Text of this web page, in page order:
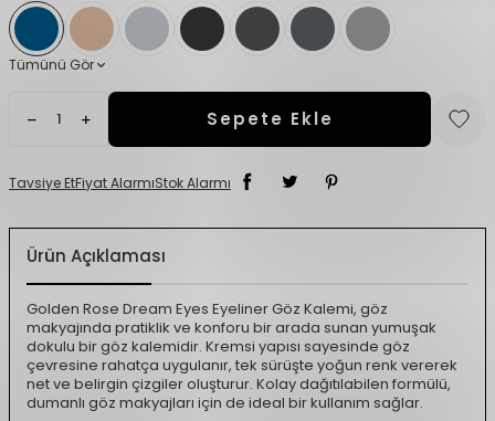
Tümünü Gör
Sepete Ekle
Tavsiye EtFiyat AlarmıStok Alarmı
Ürün Açıklaması
Golden Rose Dream Eyes Eyeliner Göz Kalemi, göz
makyajında pratiklik ve konforu bir arada sunan yumuşak
dokulu bir göz kalemidir. Kremsi yapısı sayesinde göz
çevresine rahatça uygulanır, tek sürüşte yoğun renk vererek
net ve belirgin çizgiler oluşturur. Kolay dağıtılabilen formülü,
dumanlı göz makyajları için de ideal bir kullanım sağlar.